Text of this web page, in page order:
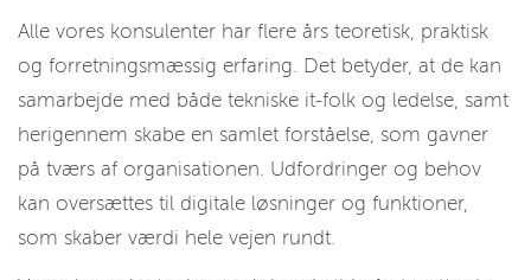
Alle vores konsulenter har flere års teoretisk, praktisk
og forretningsmæssig erfaring. Det betyder, at de kan
samarbejde med både tekniske it-folk og ledelse, samt
herigennem skabe en samlet forståelse, som gavner
på tværs af organisationen. Udfordringer og behov
kan oversættes til digitale løsninger og funktioner,
som skaber værdi hele vejen rundt.